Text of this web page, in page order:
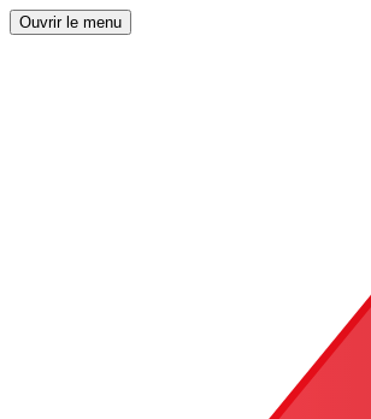
Ouvrir le menu